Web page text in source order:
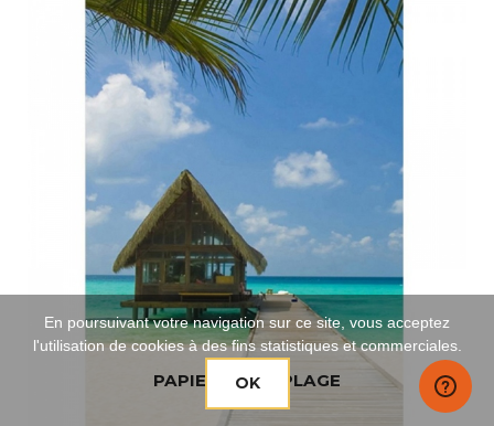
PAPIER PEINT PLAGE
En poursuivant votre navigation sur ce site, vous acceptez
l'utilisation de cookies à des fins statistiques et commerciales.
OK